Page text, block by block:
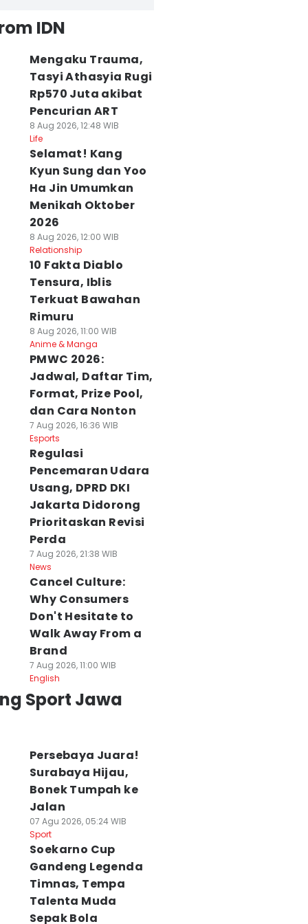
Uji Coba
Pelatih
Van Gastel
Energi
Agu 2026, 11:09 WIB
2 Pemain Asing
Indonesia All Stars
Hadapi Aston Villa
31 Jul 2026, 20:41 WIB
Sport
IDN
Mengaku Trauma,
Tasyi Athasyia Rugi
Rp570 Juta akibat
Pencurian ART
8 Aug 2026, 12:48 WIB
Life
Selamat! Kang
Kyun Sung dan Yoo
Ha Jin Umumkan
Menikah Oktober
2026
8 Aug 2026, 12:00 WIB
Relationship
10 Fakta Diablo
Tensura, Iblis
Terkuat Bawahan
Rimuru
8 Aug 2026, 11:00 WIB
Anime & Manga
PMWC 2026:
Jadwal, Daftar Tim,
Format, Prize Pool,
dan Cara Nonton
7 Aug 2026, 16:36 WIB
Esports
Regulasi
Pencemaran Udara
Usang, DPRD DKI
Jakarta Didorong
Prioritaskan Revisi
Perda
7 Aug 2026, 21:38 WIB
News
Cancel Culture:
Why Consumers
Don't Hesitate to
Walk Away From a
Brand
7 Aug 2026, 11:00 WIB
English
Sport Jawa
Persebaya Juara!
Surabaya Hijau,
Bonek Tumpah ke
Jalan
07 Agu 2026, 05:24 WIB
Sport
Soekarno Cup
Gandeng Legenda
Timnas, Tempa
Talenta Muda
Sepak Bola